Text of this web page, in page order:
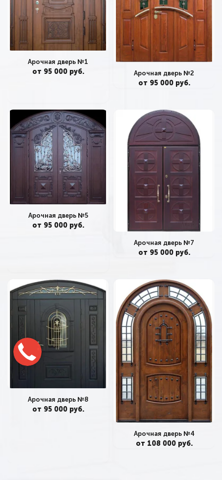
Арочная дверь №1
от 95 000 руб. Арочная дверь №2
от 95 000 руб.
Арочная дверь №5
от 95 000 руб.
Арочная дверь №7
от 95 000 руб.
Арочная дверь №8
от 95 000 руб.
Арочная дверь №4
от 108 000 руб.